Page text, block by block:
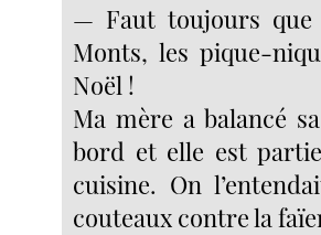
— Faut toujours que
Monts, les pique-
Noël !
Ma mère a balancé
bord et elle est
cuisine. On
couteaux contre la